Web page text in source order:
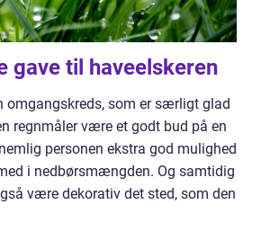
gave til haveelskeren
omgangskreds, som er særligt glad
regnmåler være et godt bud på en
personen ekstra god mulighed
i nedbørsmængden. Og samtidig
være dekorativ det sted, som den